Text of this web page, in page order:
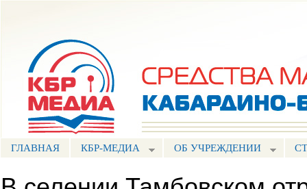
ГЛАВНАЯ КБР-МЕДИА ОБ УЧРЕЖДЕНИИ